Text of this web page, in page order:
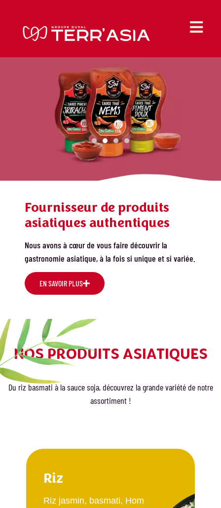
Fournisseur de produits
asiatiques authentiques
Nous avons à cœur de vous faire découvrir la
gastronomie asiatique, à la fois si unique et si variée.
EN SAVOIR PLUS
NOS PRODUITS ASIATIQUES
Du riz basmati à la sauce soja, découvrez la grande variété de notre
assortiment !
Riz
Riz jasmin, basmati, Hom